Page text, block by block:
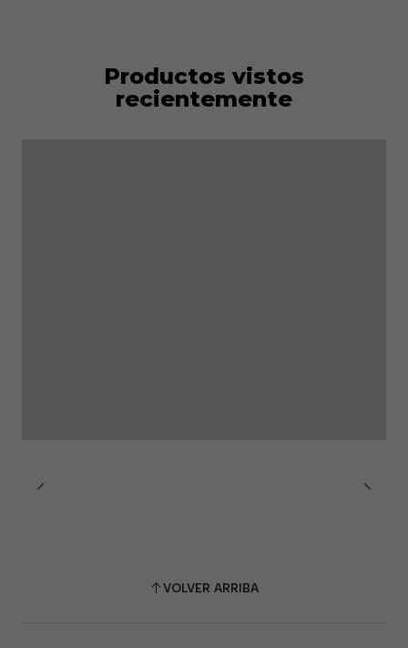
Productos vistos
recientemente
VOLVER ARRIBA